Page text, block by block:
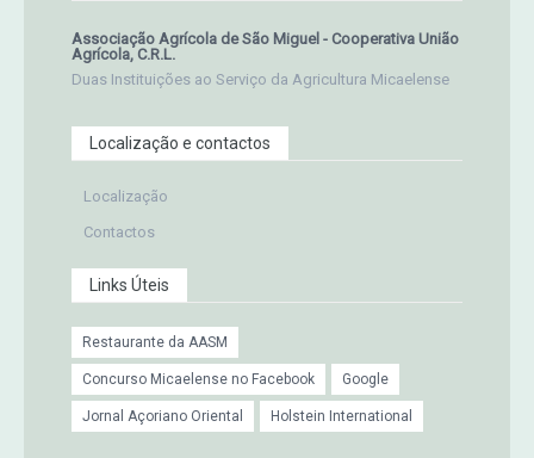
Associação Agrícola de São Miguel - Cooperativa União
Agrícola, C.R.L.
Duas Instituições ao Serviço da Agricultura Micaelense
Localização e contactos
Localização
Contactos
Links Úteis
Restaurante da AASM
Concurso Micaelense no Facebook Google
Jornal Açoriano Oriental Holstein International